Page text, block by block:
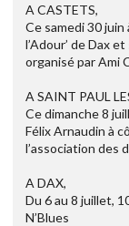
A CASTETS,
Ce samedi 30
l’Adour’ de Dax
organisé par Ami
A SAINT PAUL
Ce dimanche 8
Félix Arnaudin à
l’association des
A DAX,
Du 6 au 8 juillet,
N’Blues